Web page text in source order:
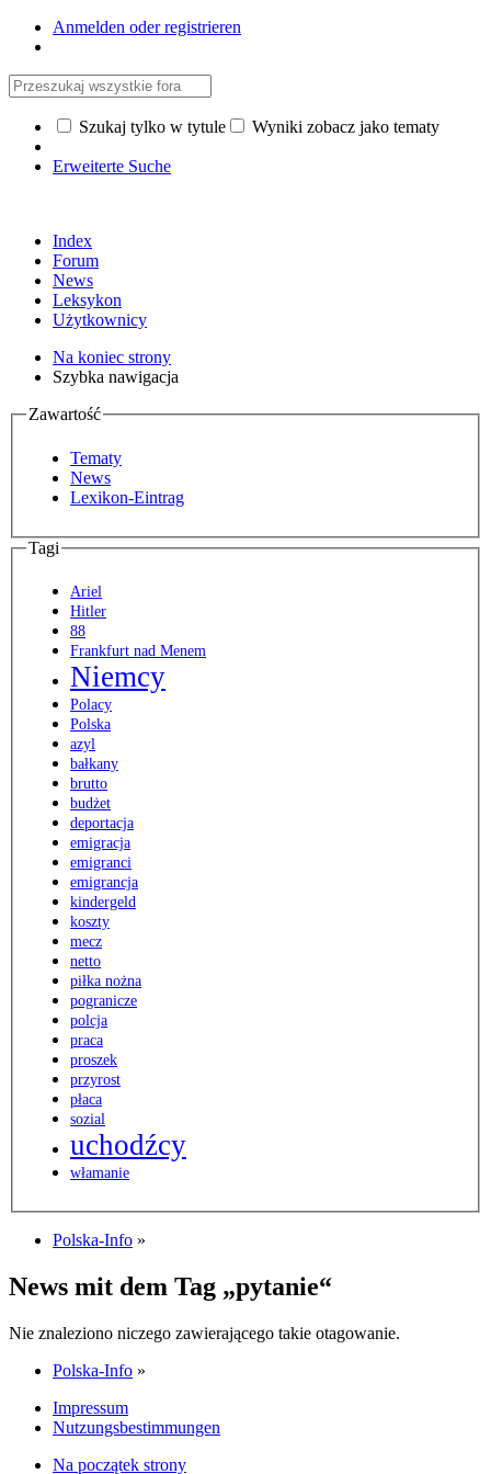
Anmelden oder registrieren
Szukaj tylko w tytule Wyniki zobacz jako tematy
Erweiterte Suche
Index
Forum
News
Leksykon
Użytkownicy
Na koniec strony
Szybka nawigacja
Zawartość
Tematy
News
Lexikon-Eintrag
Tagi
Ariel
Hitler
88
Frankfurt nad Menem
Niemcy
Polacy
Polska
azyl
bałkany
brutto
budżet
deportacja
emigracja
emigranci
emigrancja
kindergeld
koszty
mecz
netto
piłka nożna
pogranicze
polcja
praca
proszek
przyrost
płaca
sozial
uchodźcy
włamanie
Polska-Info »
News mit dem Tag „pytanie“
Nie znaleziono niczego zawierającego takie otagowanie.
Polska-Info »
Impressum
Nutzungsbestimmungen
Na początek strony